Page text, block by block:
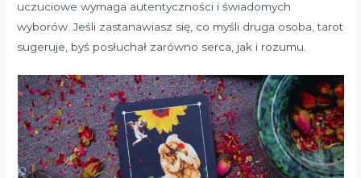
uczuciowe wymaga autentyczności i świadomych
wyborów. Jeśli zastanawiasz się, co myśli druga osoba, tarot
sugeruje, byś posłuchał zarówno serca, jak i rozumu.